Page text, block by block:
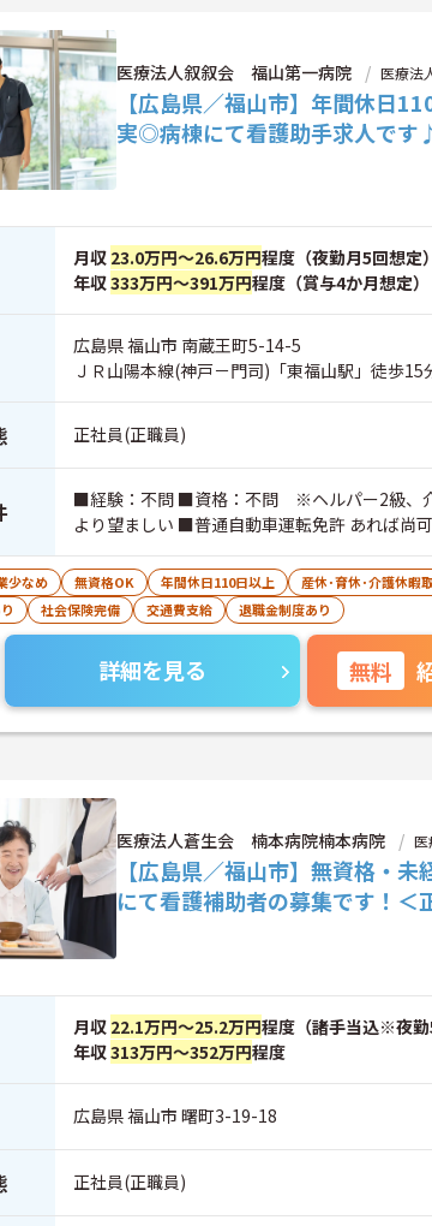
医療法人叙叙会 福山第一病院 医療法
【広島県／福山市】年間休日
実◎病棟にて看護助手求人です
月収 23.0万円～26.6万円程度（夜勤月5回想定）
年収333万円～391万円程度（賞与4か月想定）
広島県 福山市 南蔵王町5-14-5
ＪＲ山陽本線(神戸－門司)「東福山駅」徒歩15
正社員(正職員)
■経験：不問 ■資格：不問 ※ヘルパー2級、
より望ましい ■普通自動車運転免許 あれば尚可
少なめ 無資格OK 年間休日110日以上
産休･育休･介護休暇
社会保険完備 交通費支給 退職金制度あり
詳細を見る 無料
医療法人蒼生会 楠本病院楠本病院
【広島県／福山市】無資格・
にて看護補助者の募集です！＜
月収 22.1万円～25.2万円程度（諸手当込※夜勤
年収313万円～352万円程度
広島県 福山市 曙町3-19-18
正社員(正職員)